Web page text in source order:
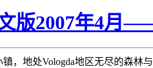
版2007年4月
，地处Vologda地区无尽的森